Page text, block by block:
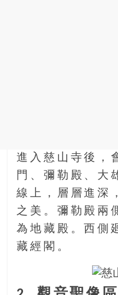
進入慈山寺後，
門、彌勒殿、大
線上，層層進深
之美。彌勒殿兩
為地藏殿。西側
藏經閣。